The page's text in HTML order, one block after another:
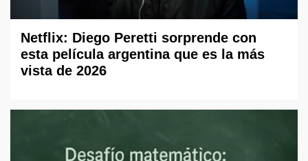
Netflix: Diego Peretti sorprende con
esta película argentina que es la más
vista de 2026